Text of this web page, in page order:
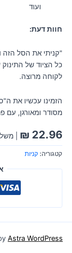
ועוד
חוות דעת:
"קניתי את הסל הזה
כל הציוד של
לקוחה מרוצה.
הזמינו עכשיו את
מסודר ומאורגן, עם
₪ 22.96
|
קטגוריה: קניות
Astra WordPress